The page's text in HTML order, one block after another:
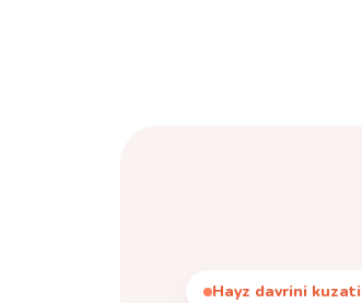
Hayz davrini